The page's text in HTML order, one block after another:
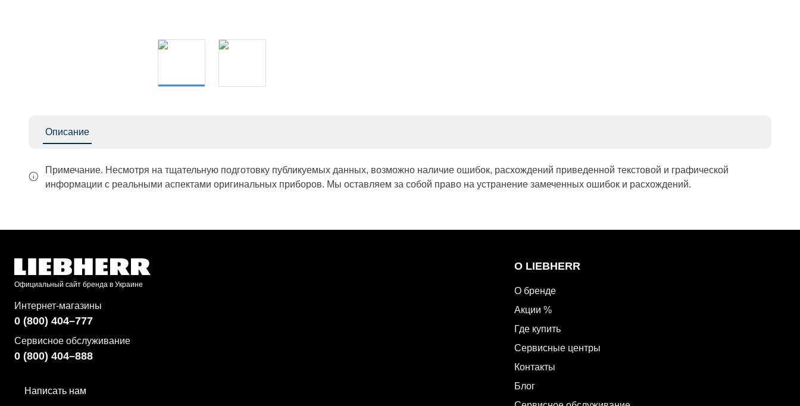
Описание
Примечание. Несмотря на тщательную подготовку публикуемых данных, возможно наличие ошибок, расхождений приведенной текстовой и графической
информации с реальными аспектами оригинальных приборов. Мы оставляем за собой право на устранение замеченных ошибок и расхождений.
Официальный сайт бренда в Украине
Интернет-магазины
0 (800) 404–777
Сервисное обслуживание
0 (800) 404–888
Написать нам
О LIEBHERR
О бренде
Акции %
Где купить
Сервисные центры
Контакты
Блог